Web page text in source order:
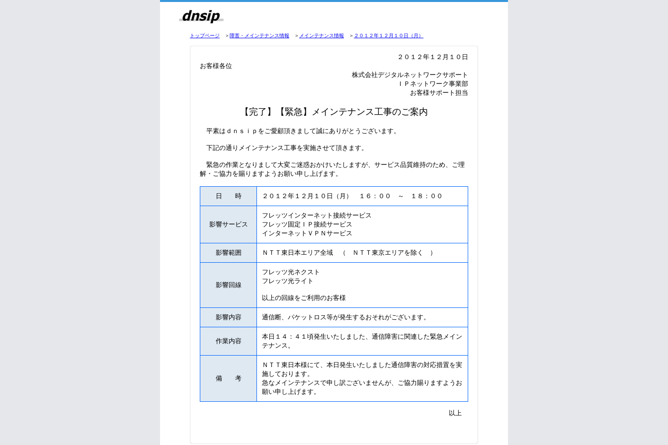
トップページ ＞障害・メインテナンス情報 ＞ メインテナンス情報 ＞ ２０１２年１２月１０日（月）
２０１２年１２月１０日
お客様各位
株式会社デジタルネットワークサポート
ＩＰネットワーク事業部
お客様サポート担当
【完了】【緊急】メインテナンス工事のご案内
平素はｄｎｓｉｐをご愛顧頂きまして誠にありがとうございます。
下記の通りメインテナンス工事を実施させて頂きます。
緊急の作業となりまして大変ご迷惑おかけいたしますが、サービス品質維持のため、ご理
解・ご協力を賜りますようお願い申し上げます。
日 時 ２０１２年１２月１０日（月） １６：００ ～ １８：００
影響サービス
フレッツインターネット接続サービス
フレッツ固定ＩＰ接続サービス
インターネットＶＰＮサービス
影響範囲 ＮＴＴ東日本エリア全域 （ ＮＴＴ東京エリアを除く ）
影響回線
フレッツ光ネクスト
フレッツ光ライト
以上の回線をご利用のお客様
影響内容 通信断、パケットロス等が発生するおそれがございます。
作業内容
本日１４：４１頃発生いたしました、通信障害に関連した緊急メイン
テナンス。
備 考
ＮＴＴ東日本様にて、本日発生いたしました通信障害の対応措置を実
施しております。
急なメインテナンスで申し訳ございませんが、ご協力賜りますようお
願い申し上げます。
以上